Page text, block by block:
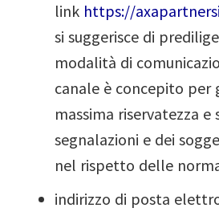
link https://
si suggerisce di
modalità di
canale è concepito per
massima riservatezza e
segnalazioni e dei
nel rispetto delle
indirizzo di posta